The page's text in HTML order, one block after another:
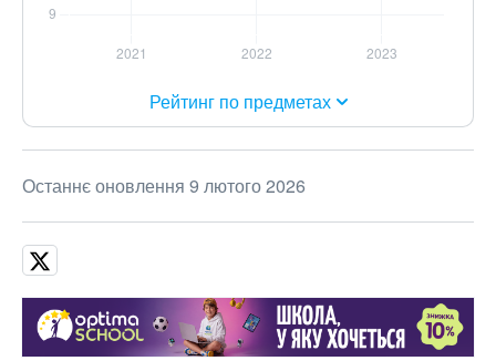
Рейтинг по предметах
Останнє оновлення 9 лютого 2026